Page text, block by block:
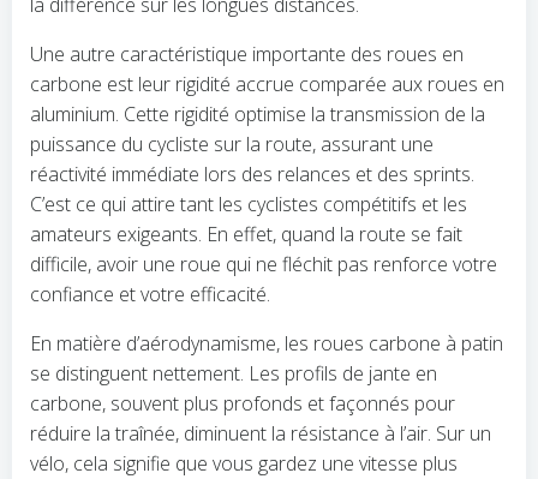
Une autre caractéristique importante des roues en
carbone est leur rigidité accrue comparée aux roues en
aluminium. Cette rigidité optimise la transmission de la
puissance du cycliste sur la route, assurant une
réactivité immédiate lors des relances et des sprints.
C’est ce qui attire tant les cyclistes compétitifs et les
amateurs exigeants. En effet, quand la route se fait
difficile, avoir une roue qui ne fléchit pas renforce votre
confiance et votre efficacité.
En matière d’aérodynamisme, les roues carbone à patin
se distinguent nettement. Les profils de jante en
carbone, souvent plus profonds et façonnés pour
réduire la traînée, diminuent la résistance à l’air. Sur un
vélo, cela signifie que vous gardez une vitesse plus